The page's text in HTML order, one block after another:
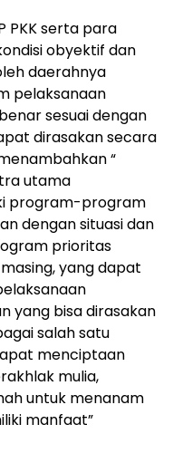
PKK serta para
obyektif dan
daerahnya
pelaksanaan
sesuai dengan
dirasakan secara
“
utama
program-program
dengan situasi dan
prioritas
yang dapat
yang bisa dirasakan
salah satu
menciptaan
mulia,
untuk menanam
manfaat”